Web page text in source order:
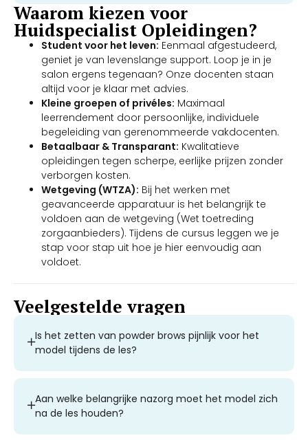
Waarom kiezen voor
Huidspecialist Opleidingen?
Student voor het leven: Eenmaal afgestudeerd,
geniet je van levenslange support. Loop je in je
salon ergens tegenaan? Onze docenten staan
altijd voor je klaar met advies.
Kleine groepen of privéles: Maximaal
leerrendement door persoonlijke, individuele
begeleiding van gerenommeerde vakdocenten.
Betaalbaar & Transparant: Kwalitatieve
opleidingen tegen scherpe, eerlijke prijzen zonder
verborgen kosten.
Wetgeving (WTZA): Bij het werken met
geavanceerde apparatuur is het belangrijk te
voldoen aan de wetgeving (Wet toetreding
zorgaanbieders). Tijdens de cursus leggen we je
stap voor stap uit hoe je hier eenvoudig aan
voldoet.
Veelgestelde vragen
Is het zetten van powder brows pijnlijk voor het
model tijdens de les?
Aan welke belangrijke nazorg moet het model zich
na de les houden?